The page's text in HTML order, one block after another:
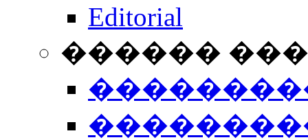
Editorial
������